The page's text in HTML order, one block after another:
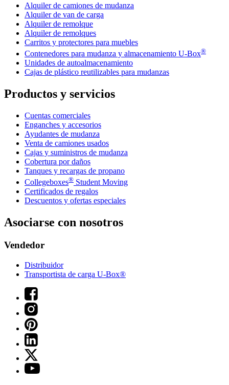
Alquiler de camiones de mudanza
Alquiler de van de carga
Alquiler de remolque
Alquiler de remolques
Carritos y protectores para muebles
Contenedores para mudanza y almacenamiento U-Box®
Unidades de autoalmacenamiento
Cajas de plástico reutilizables para mudanzas
Productos y servicios
Cuentas comerciales
Enganches y accesorios
Ayudantes de mudanza
Venta de camiones usados
Cajas y suministros de mudanza
Cobertura por daños
Tanques y recargas de propano
Collegeboxes® Student Moving
Certificados de regalos
Descuentos y ofertas especiales
Asociarse con nosotros
Vendedor
Distribuidor
Transportista de carga U-Box®